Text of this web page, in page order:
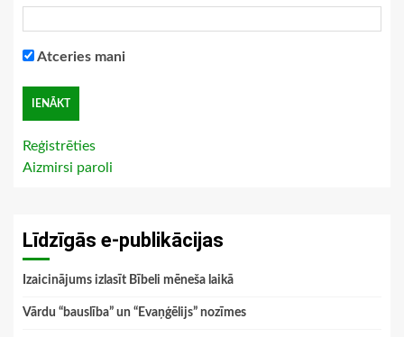
Atceries mani
Reģistrēties
Aizmirsi paroli
Līdzīgās e-publikācijas
Izaicinājums izlasīt Bībeli mēneša laikā
Vārdu “bauslība” un “Evaņģēlijs” nozīmes